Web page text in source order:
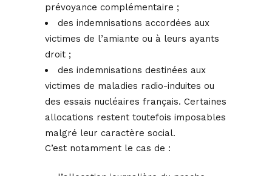
prévoyance complémentaire ;
des indemnisations accordées aux
victimes de l’amiante ou à leurs ayants
droit ;
des indemnisations destinées aux
victimes de maladies radio-induites ou
des essais nucléaires français. Certaines
allocations restent toutefois imposables
malgré leur caractère social.
C’est notamment le cas de :